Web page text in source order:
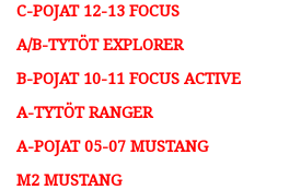
C-POJAT 12-13 FOCUS​
A/B-TYTÖT EXPLORER
B-POJAT 10-11 FOCUS ACTIVE​
A-TYTÖT RANGER
A-POJAT 05-07 MUSTANG
M2 MUSTANG